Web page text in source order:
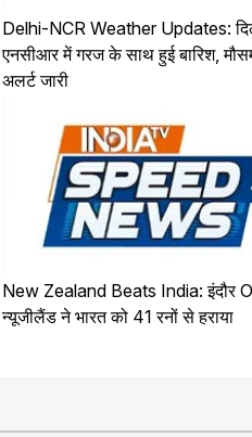
Delhi-NCR Weather Updates:
एनसीआर में गरज के साथ हुई बारिश,
अलर्ट जारी
New Zealand Beats India: इंदौर
न्यूजीलैंड ने भारत को 41 रनों से हराया